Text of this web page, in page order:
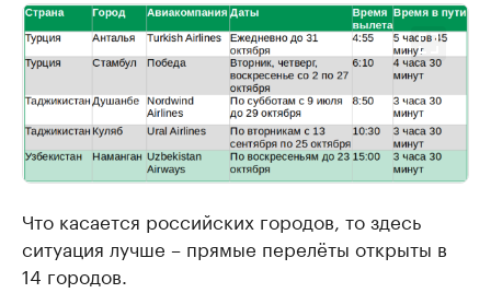
Что касается российских городов, то здесь
ситуация лучше – прямые перелёты открыты в
14 городов.